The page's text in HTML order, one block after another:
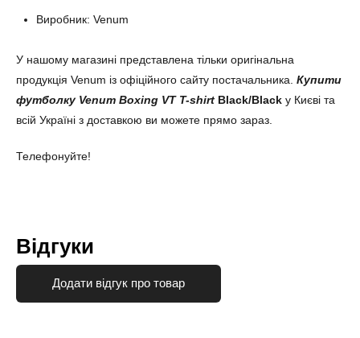
Виробник: Venum
У нашому магазині представлена тільки оригінальна
продукція Venum із офіційного сайту постачальника. Купити
футболку Venum Boxing VT T-shirt Black/Black у Києві та
всій Україні з доставкою ви можете прямо зараз.
Телефонуйте!
Відгуки
Додати відгук про товар